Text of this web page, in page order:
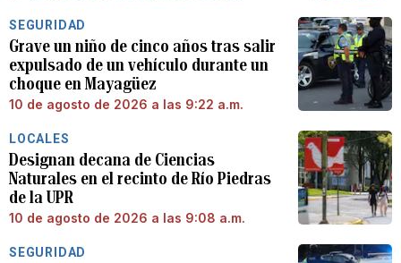
SEGURIDAD
Grave un niño de cinco años tras salir
expulsado de un vehículo durante un
choque en Mayagüez
10 de agosto de 2026 a las 9:22 a.m.
LOCALES
Designan decana de Ciencias
Naturales en el recinto de Río Piedras
de la UPR
10 de agosto de 2026 a las 9:08 a.m.
SEGURIDAD